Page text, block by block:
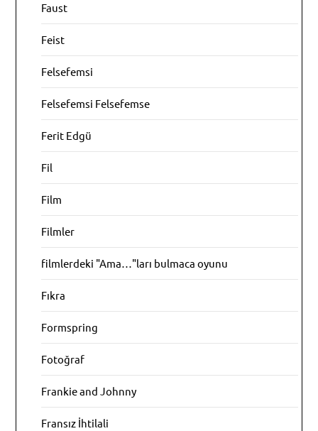
Faust
Feist
Felsefemsi
Felsefemsi Felsefemse
Ferit Edgü
Fil
Film
Filmler
filmlerdeki "Ama…"ları bulmaca oyunu
Fıkra
Formspring
Fotoğraf
Frankie and Johnny
Fransız İhtilali